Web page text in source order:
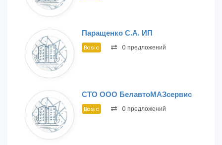
Паращенко С.А. ИП
Basic 0 предложений
СТО ООО БелавтоМАЗсервис
Basic 0 предложений